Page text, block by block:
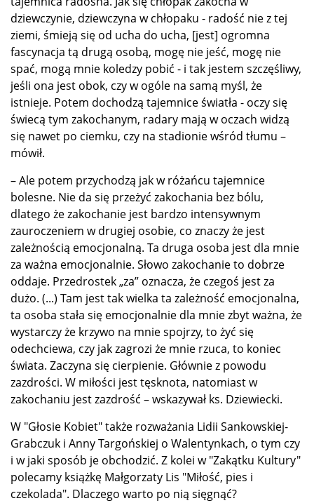
dziewczynie, dziewczyna w chłopaku - radość nie z tej
ziemi, śmieją się od ucha do ucha, [jest] ogromna
fascynacja tą drugą osobą, mogę nie jeść, mogę nie
spać, mogą mnie koledzy pobić - i tak jestem szczęśliwy,
jeśli ona jest obok, czy w ogóle na samą myśl, że
istnieje. Potem dochodzą tajemnice światła - oczy się
świecą tym zakochanym, radary mają w oczach widzą
się nawet po ciemku, czy na stadionie wśród tłumu –
mówił.
– Ale potem przychodzą jak w różańcu tajemnice
bolesne. Nie da się przeżyć zakochania bez bólu,
dlatego że zakochanie jest bardzo intensywnym
zauroczeniem w drugiej osobie, co znaczy że jest
zależnością emocjonalną. Ta druga osoba jest dla mnie
za ważna emocjonalnie. Słowo zakochanie to dobrze
oddaje. Przedrostek „za” oznacza, że czegoś jest za
dużo. (...) Tam jest tak wielka ta zależność emocjonalna,
ta osoba stała się emocjonalnie dla mnie zbyt ważna, że
wystarczy że krzywo na mnie spojrzy, to żyć się
odechciewa, czy jak zagrozi że mnie rzuca, to koniec
świata. Zaczyna się cierpienie. Głównie z powodu
zazdrości. W miłości jest tęsknota, natomiast w
zakochaniu jest zazdrość – wskazywał ks. Dziewiecki.
W "Głosie Kobiet" także rozważania Lidii Sankowskiej-
Grabczuk i Anny Targońskiej o Walentynkach, o tym czy
i w jaki sposób je obchodzić. Z kolei w "Zakątku Kultury"
polecamy książkę Małgorzaty Lis "Miłość, pies i
czekolada". Dlaczego warto po nią sięgnąć?